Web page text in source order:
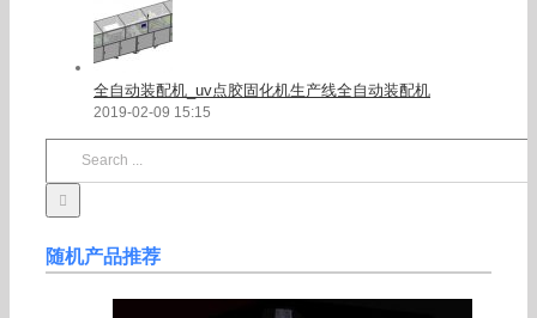
全自动装配机_uv点胶固化机生产线全自动装配机
2019-02-09 15:15
随机产品推荐